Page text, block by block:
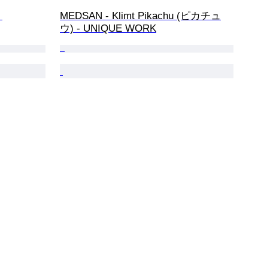
MEDSAN - Klimt Pikachu (ピカチュ
ウ) - UNIQUE WORK